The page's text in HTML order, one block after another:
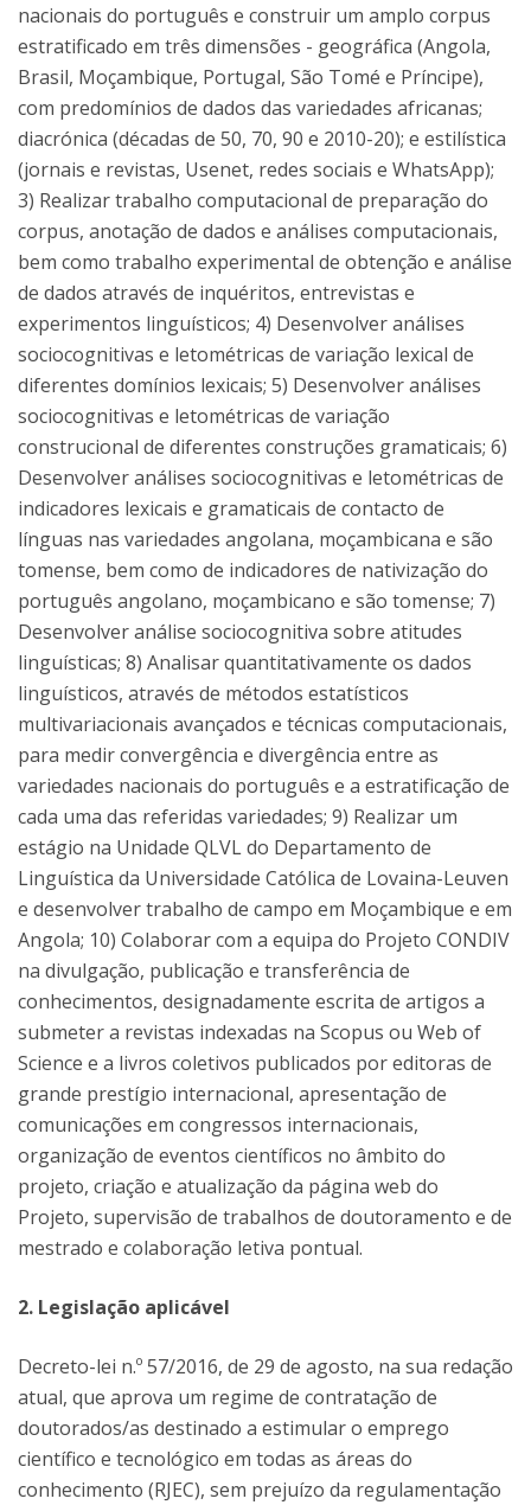
nacionais do português e construir um amplo corpus
estratificado em três dimensões - geográfica (Angola,
Brasil, Moçambique, Portugal, São Tomé e Príncipe),
com predomínios de dados das variedades africanas;
diacrónica (décadas de 50, 70, 90 e 2010-20); e estilística
(jornais e revistas, Usenet, redes sociais e WhatsApp);
3) Realizar trabalho computacional de preparação do
corpus, anotação de dados e análises computacionais,
bem como trabalho experimental de obtenção e análise
de dados através de inquéritos, entrevistas e
experimentos linguísticos; 4) Desenvolver análises
sociocognitivas e letométricas de variação lexical de
diferentes domínios lexicais; 5) Desenvolver análises
sociocognitivas e letométricas de variação
construcional de diferentes construções gramaticais; 6)
Desenvolver análises sociocognitivas e letométricas de
indicadores lexicais e gramaticais de contacto de
línguas nas variedades angolana, moçambicana e são
tomense, bem como de indicadores de nativização do
português angolano, moçambicano e são tomense; 7)
Desenvolver análise sociocognitiva sobre atitudes
linguísticas; 8) Analisar quantitativamente os dados
linguísticos, através de métodos estatísticos
multivariacionais avançados e técnicas computacionais,
para medir convergência e divergência entre as
variedades nacionais do português e a estratificação de
cada uma das referidas variedades; 9) Realizar um
estágio na Unidade QLVL do Departamento de
Linguística da Universidade Católica de Lovaina-Leuven
e desenvolver trabalho de campo em Moçambique e em
Angola; 10) Colaborar com a equipa do Projeto CONDIV
na divulgação, publicação e transferência de
conhecimentos, designadamente escrita de artigos a
submeter a revistas indexadas na Scopus ou Web of
Science e a livros coletivos publicados por editoras de
grande prestígio internacional, apresentação de
comunicações em congressos internacionais,
organização de eventos científicos no âmbito do
projeto, criação e atualização da página web do
Projeto, supervisão de trabalhos de doutoramento e de
mestrado e colaboração letiva pontual.
2. Legislação aplicável
Decreto-lei n.º 57/2016, de 29 de agosto, na sua redação
atual, que aprova um regime de contratação de
doutorados/as destinado a estimular o emprego
científico e tecnológico em todas as áreas do
conhecimento (RJEC), sem prejuízo da regulamentação